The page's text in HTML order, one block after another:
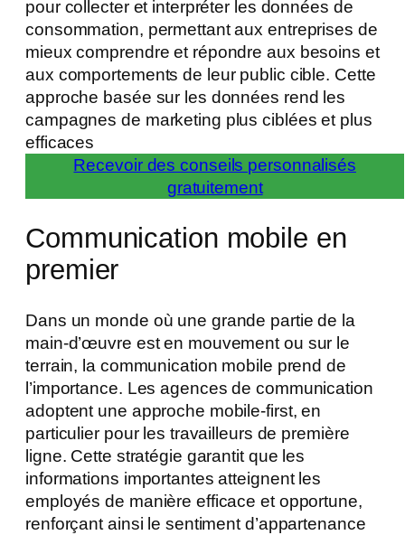
pour collecter et interpréter les données de
consommation, permettant aux entreprises de
mieux comprendre et répondre aux besoins et
aux comportements de leur public cible. Cette
approche basée sur les données rend les
campagnes de marketing plus ciblées et plus
efficaces
Recevoir des conseils personnalisés
gratuitement
Communication mobile en
premier
Dans un monde où une grande partie de la
main-d’œuvre est en mouvement ou sur le
terrain, la communication mobile prend de
l’importance. Les agences de communication
adoptent une approche mobile-first, en
particulier pour les travailleurs de première
ligne. Cette stratégie garantit que les
informations importantes atteignent les
employés de manière efficace et opportune,
renforçant ainsi le sentiment d’appartenance